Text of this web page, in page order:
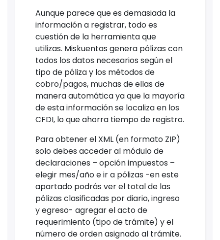
Aunque parece que es demasiada la
información a registrar, todo es
cuestión de la herramienta que
utilizas. Miskuentas genera pólizas con
todos los datos necesarios según el
tipo de póliza y los métodos de
cobro/pagos, muchas de ellas de
manera automática ya que la mayoría
de esta información se localiza en los
CFDI, lo que ahorra tiempo de registro.
Para obtener el XML (en formato ZIP)
solo debes acceder al módulo de
declaraciones – opción impuestos –
elegir mes/año e ir a pólizas -en este
apartado podrás ver el total de las
pólizas clasificadas por diario, ingreso
y egreso- agregar el acto de
requerimiento (tipo de trámite) y el
número de orden asignado al trámite.